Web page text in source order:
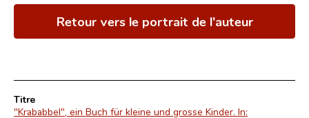
Foire aux questions
Équipe scientifique
Contact
Retour vers le portrait de l'auteur
Titre
"Krababbel", ein Buch für kleine und grosse Kinder. In: